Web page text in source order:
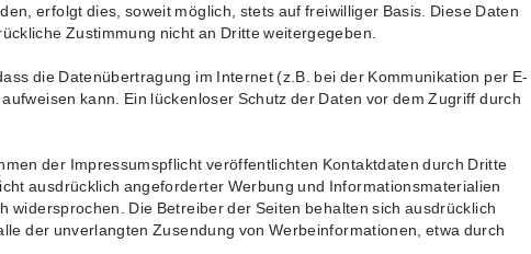
erfolgt dies, soweit möglich, stets auf freiwilliger Basis. Diese Daten
Zustimmung nicht an Dritte weitergegeben.
die Datenübertragung im Internet (z.B. bei der Kommunikation per E-
kann. Ein lückenloser Schutz der Daten vor dem Zugriff durch
der Impressumspflicht veröffentlichten Kontaktdaten durch Dritte
ausdrücklich angeforderter Werbung und Informationsmaterialien
widersprochen. Die Betreiber der Seiten behalten sich ausdrücklich
der unverlangten Zusendung von Werbeinformationen, etwa durch